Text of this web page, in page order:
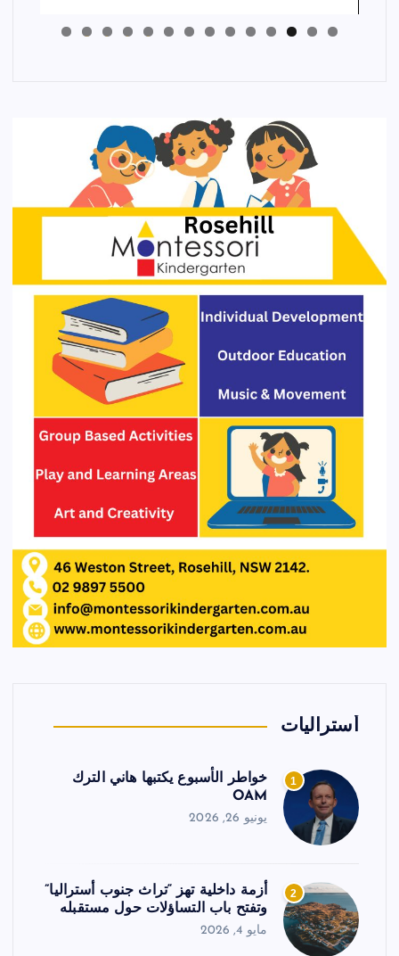
أستراليات
1
خواطر الأسبوع يكتبها هاني الترك
OAM
يونيو 26, 2026
2
أزمة داخلية تهز “تراث جنوب أستراليا”
وتفتح باب التساؤلات حول مستقبله
مايو 4, 2026